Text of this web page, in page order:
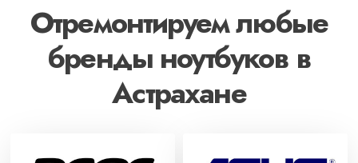
Отремонтируем любые
бренды ноутбуков в
Астрахане